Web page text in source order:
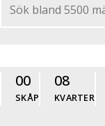
00
SKÅP
08
KVARTER